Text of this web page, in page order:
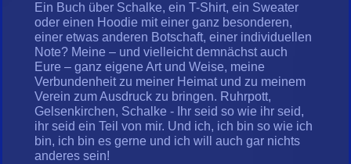
Ein Buch über Schalke, ein T-Shirt, ein Sweater
oder einen Hoodie mit einer ganz besonderen,
einer etwas anderen Botschaft, einer individuellen
Note? Meine – und vielleicht demnächst auch
Eure – ganz eigene Art und Weise, meine
Verbundenheit zu meiner Heimat und zu meinem
Verein zum Ausdruck zu bringen. Ruhrpott,
Gelsenkirchen, Schalke - Ihr seid so wie ihr seid,
ihr seid ein Teil von mir. Und ich, ich bin so wie ich
bin, ich bin es gerne und ich will auch gar nichts
anderes sein!